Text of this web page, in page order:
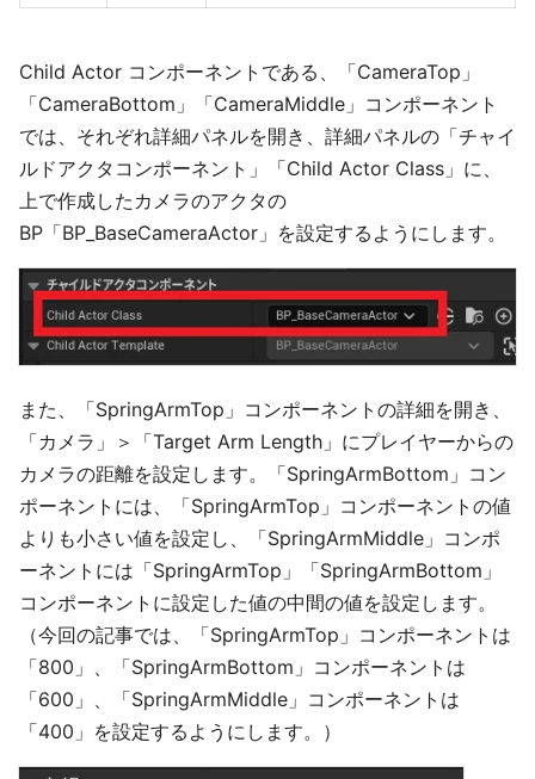
Child Actor コンポーネントである、「CameraTop」
「CameraBottom」「CameraMiddle」コンポーネント
では、それぞれ詳細パネルを開き、詳細パネルの「チャイ
ルドアクタコンポーネント」「Child Actor Class」に、
上で作成したカメラのアクタの
BP「BP_BaseCameraActor」を設定するようにします。
また、「SpringArmTop」コンポーネントの詳細を開き、
「カメラ」＞「Target Arm Length」にプレイヤーからの
カメラの距離を設定します。「SpringArmBottom」コン
ポーネントには、「SpringArmTop」コンポーネントの値
よりも小さい値を設定し、「SpringArmMiddle」コンポ
ーネントには「SpringArmTop」「SpringArmBottom」
コンポーネントに設定した値の中間の値を設定します。
（今回の記事では、「SpringArmTop」コンポーネントは
「800」、「SpringArmBottom」コンポーネントは
「600」、「SpringArmMiddle」コンポーネントは
「400」を設定するようにします。）